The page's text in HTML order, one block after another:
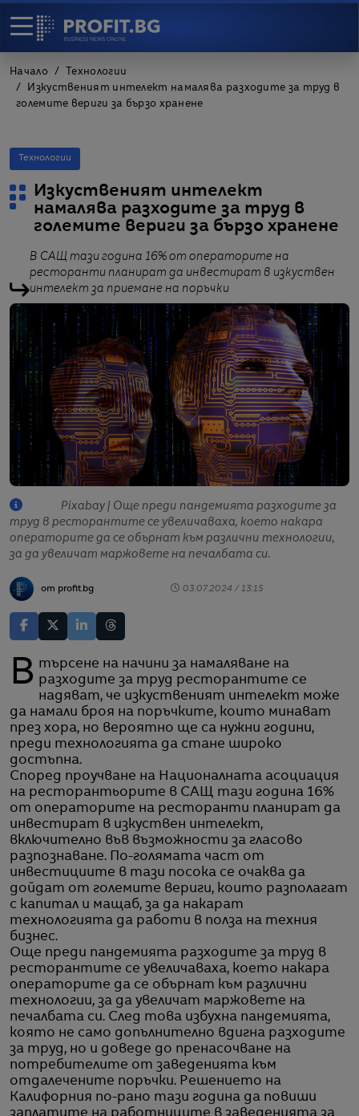
Начало
Технологии
Изкуственият интелект намалява разходите за труд в
големите вериги за бързо хранене
Технологии
Изкуственият интелект
намалява разходите за труд в
големите вериги за бързо хранене
В САЩ тази година 16% от операторите на
ресторанти планират да инвестират в изкуствен
интелект за приемане на поръчки
Pixabay | Още преди пандемията разходите за
труд в ресторантите се увеличаваха, което накара
операторите да се обърнат към различни технологии,
за да увеличат маржовете на печалбата си.
от profit.bg 03.07.2024 / 13:15
В търсене на начини за намаляване на разходите за труд ресторантите се
надяват, че изкуственият интелект може
да намали броя на поръчките, които минават
през хора, но вероятно ще са нужни години,
преди технологията да стане широко
достъпна.
Според проучване на Националната асоциация
на ресторантьорите в САЩ тази година 16%
от операторите на ресторанти планират да
инвестират в изкуствен интелект,
включително във възможности за гласово
разпознаване. По-голямата част от
инвестициите в тази посока се очаква да
дойдат от големите вериги, които разполагат
с капитал и мащаб, за да накарат
технологията да работи в полза на техния
бизнес.
Още преди пандемията разходите за труд в
ресторантите се увеличаваха, което накара
операторите да се обърнат към различни
технологии, за да увеличат маржовете на
печалбата си. След това избухна пандемията,
която не само допълнително вдигна разходите
за труд, но и доведе до пренасочване на
потребителите от заведенията към
отдалечените поръчки. Решението на
Калифорния по-рано тази година да повиши